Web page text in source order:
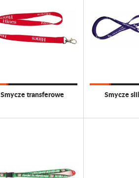
Smycze transferowe Smycze